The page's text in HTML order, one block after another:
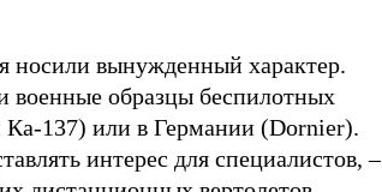
носили вынужденный характер.
образцы беспилотных
Ка-137) или в Германии (Dornier).
интерес для специалистов, –